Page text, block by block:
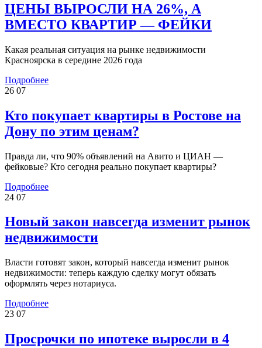
ЦЕНЫ ВЫРОСЛИ НА 26%, А
ВМЕСТО КВАРТИР — ФЕЙКИ
Какая реальная ситуация на рынке недвижимости
Красноярска в середине 2026 года
Подробнее
26 07
Кто покупает квартиры в Ростове на
Дону по этим ценам?
Правда ли, что 90% объявлений на Авито и ЦИАН —
фейковые? Кто сегодня реально покупает квартиры?
Подробнее
24 07
Новый закон навсегда изменит рынок
недвижимости
Власти готовят закон, который навсегда изменит рынок
недвижимости: теперь каждую сделку могут обязать
оформлять через нотариуса.
Подробнее
23 07
Просрочки по ипотеке выросли в 4